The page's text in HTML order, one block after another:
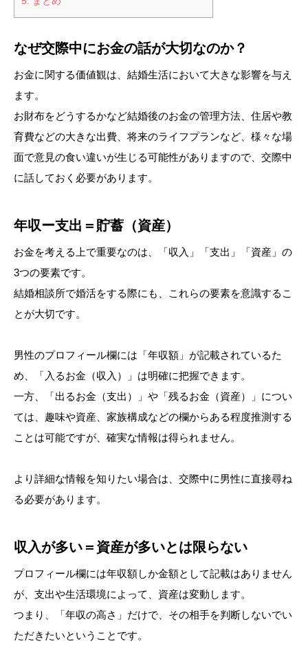
なぜ交際中にお金の話が大切なのか？
お金に関する価値観は、結婚生活において大きな影響を与え
ます。
お財布をどうするかなど結婚後のお金の管理方法、住居や教
育費などの大きな出費、将来のライフプランなど、様々な場
面で意見の食い違いが生じる可能性がありますので、交際中
に話しておく必要があります。
年収ー支出＝貯蓄（資産）
お金を考える上で重要なのは、「収入」「支出」「資産」の
3つの要素です。
結婚相談所で婚活をする際にも、これらの要素を意識するこ
とが大切です。
男性のプロフィール欄には「年収額」が記載されているた
め、「入るお金（収入）」は明確に把握できます。
一方、「出るお金（支出）」や「残るお金（資産）」につい
ては、趣味や資産、家族構成などの欄からある程度推測する
ことは可能ですが、確実な情報は得られません。
より詳細な情報を知りたい場合は、交際中に男性に直接尋ね
る必要があります。
収入が多い＝資産が多いとは限らない
プロフィール欄には年収額しか金額として記載はありません
が、支出や生活環境によって、資産は変動します。
つまり、「年収の高さ」だけで、その相手を判断しないでい
ただきたいということです。